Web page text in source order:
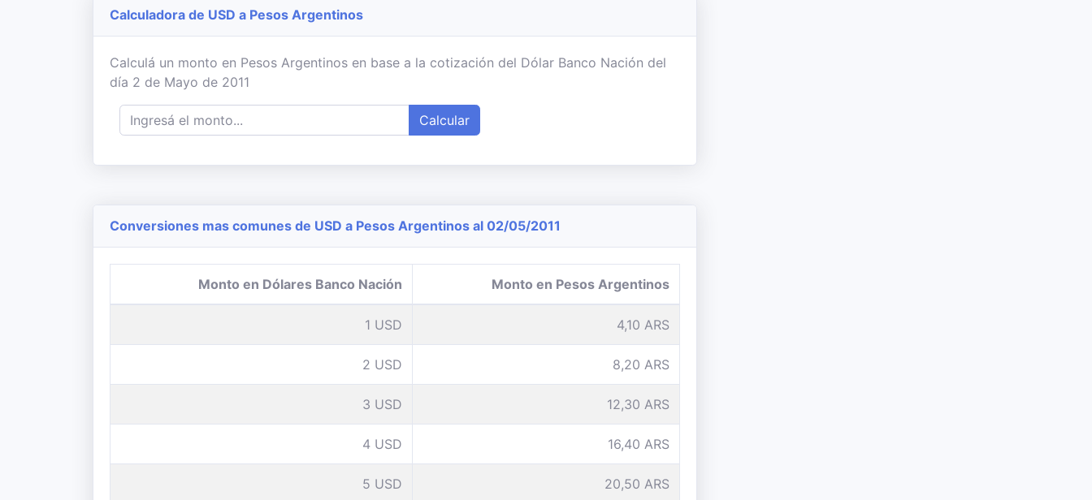
Calculadora de USD a Pesos Argentinos
Calculá un monto en Pesos Argentinos en base a la cotización del Dólar Banco Nación del
día 2 de Mayo de 2011
Calcular
Conversiones mas comunes de USD a Pesos Argentinos al 02/05/2011
Monto en Dólares Banco Nación Monto en Pesos Argentinos
1 USD 4,10 ARS
2 USD 8,20 ARS
3 USD 12,30 ARS
4 USD 16,40 ARS
5 USD 20,50 ARS